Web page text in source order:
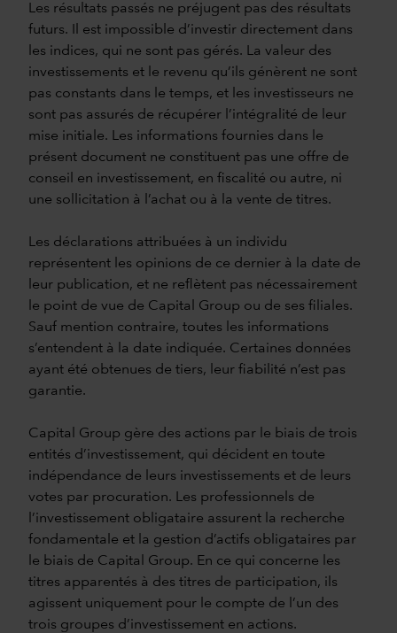
Les résultats passés ne préjugent pas des résultats
futurs. Il est impossible d’investir directement dans
les indices, qui ne sont pas gérés. La valeur des
investissements et le revenu qu’ils génèrent ne sont
pas constants dans le temps, et les investisseurs ne
sont pas assurés de récupérer l’intégralité de leur
mise initiale. Les informations fournies dans le
présent document ne constituent pas une offre de
conseil en investissement, en fiscalité ou autre, ni
une sollicitation à l’achat ou à la vente de titres.
Les déclarations attribuées à un individu
représentent les opinions de ce dernier à la date de
leur publication, et ne reflètent pas nécessairement
le point de vue de Capital Group ou de ses filiales.
Sauf mention contraire, toutes les informations
s’entendent à la date indiquée. Certaines données
ayant été obtenues de tiers, leur fiabilité n’est pas
garantie.
Capital Group gère des actions par le biais de trois
entités d’investissement, qui décident en toute
indépendance de leurs investissements et de leurs
votes par procuration. Les professionnels de
l’investissement obligataire assurent la recherche
fondamentale et la gestion d’actifs obligataires par
le biais de Capital Group. En ce qui concerne les
titres apparentés à des titres de participation, ils
agissent uniquement pour le compte de l’un des
trois groupes d’investissement en actions.